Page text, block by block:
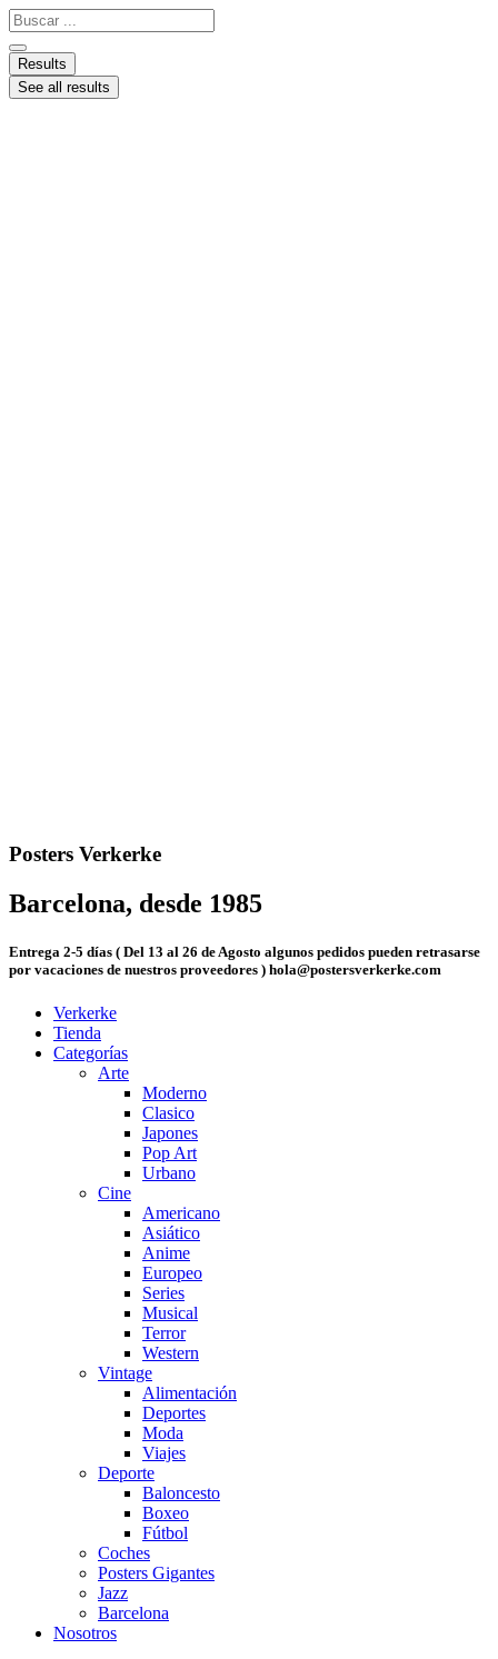
Ir
al
contenido
Search
...
Results
See all results
Posters Verkerke
Barcelona, desde 1985
Entrega 2-5 días ( Del 13 al 26 de Agosto algunos pedidos pueden retrasarse
por vacaciones de nuestros proveedores ) hola@postersverkerke.com
Verkerke
Tienda
Categorías
Arte
Moderno
Clasico
Japones
Pop Art
Urbano
Cine
Americano
Asiático
Anime
Europeo
Series
Musical
Terror
Western
Vintage
Alimentación
Deportes
Moda
Viajes
Deporte
Baloncesto
Boxeo
Fútbol
Coches
Posters Gigantes
Jazz
Barcelona
Nosotros